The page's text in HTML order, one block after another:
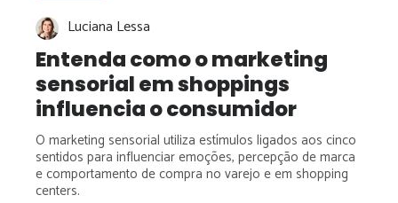
Luciana Lessa
Entenda como o marketing
sensorial em shoppings
influencia o consumidor
O marketing sensorial utiliza estímulos ligados aos cinco
sentidos para influenciar emoções, percepção de marca
e comportamento de compra no varejo e em shopping
centers.